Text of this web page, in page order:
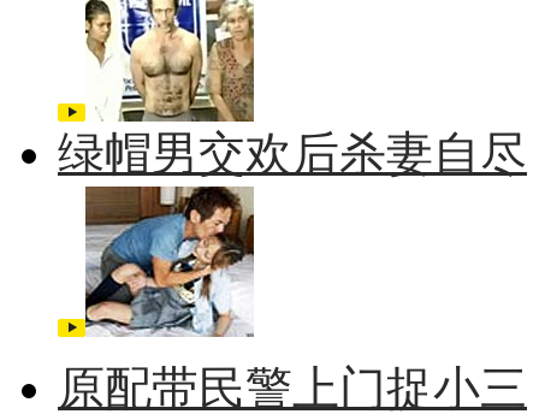
绿帽男交欢后杀妻自尽
原配带民警上门捉小三